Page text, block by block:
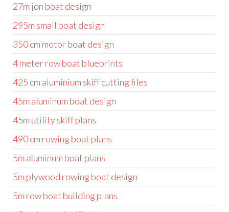
27m jon boat design
295m small boat design
350 cm motor boat design
4 meter row boat blueprints
425 cm aluminium skiff cutting files
45m aluminum boat design
45m utility skiff plans
490 cm rowing boat plans
5m aluminum boat plans
5m plywood rowing boat design
5m row boat building plans